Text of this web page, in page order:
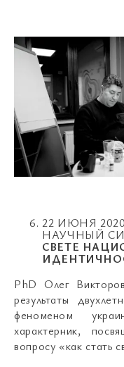
22 ИЮНЯ
НАУЧНЫЙ
СВЕТЕ
PhD Олег
результаты
феноменом
характерник,
вопросу «как стать